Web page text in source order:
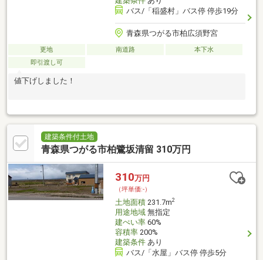
バス/「稲盛村」バス停 停歩19分
青森県つがる市柏広須野宮
更地 南道路
本下水
即引渡し可
値下げしました！
建築条件付土地
青森県つがる市柏鷺坂清留 310万円
310万円
（坪単価:-）
土地面積231.7m2
用途地域無指定
建ぺい率60%
容積率200%
建築条件あり
バス/「水屋」バス停 停歩5分